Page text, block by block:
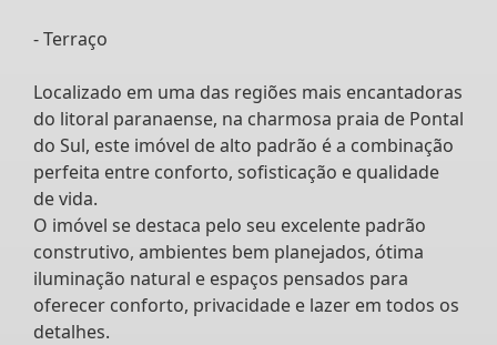
- Terraço
Localizado em uma das regiões mais encantadoras
do litoral paranaense, na charmosa praia de Pontal
do Sul, este imóvel de alto padrão é a combinação
perfeita entre conforto, sofisticação e qualidade
de vida.
O imóvel se destaca pelo seu excelente padrão
construtivo, ambientes bem planejados, ótima
iluminação natural e espaços pensados para
oferecer conforto, privacidade e lazer em todos os
detalhes.